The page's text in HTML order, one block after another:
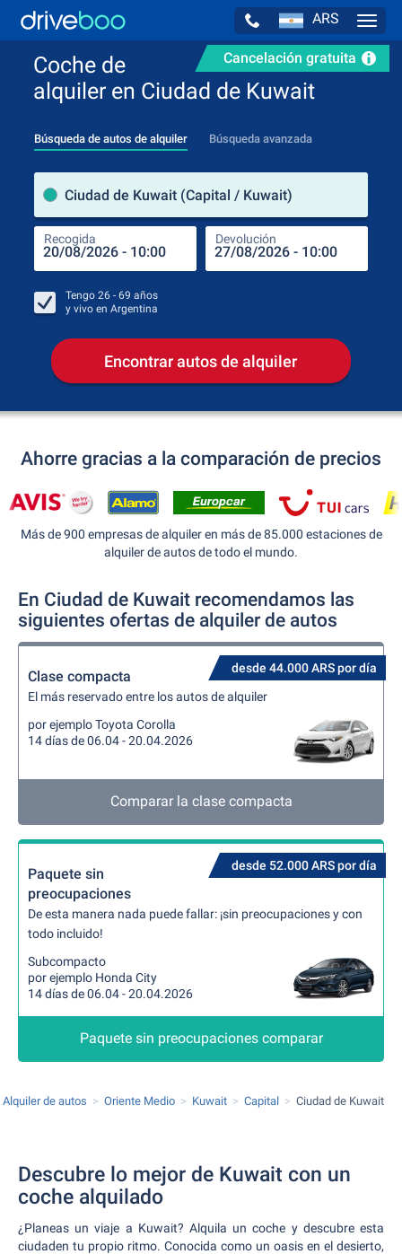
ARS
Cancelación gratuita
Coche de
alquiler en Ciudad de Kuwait
Búsqueda de autos de alquiler Búsqueda avanzada
Ciudad de Kuwait (Capital / Kuwait)
Recogida Devolución
Tengo 26 - 69 años
y vivo en Argentina
Encontrar autos de alquiler
Ahorre gracias a la comparación de precios
Más de 900 empresas de alquiler en más de 85.000 estaciones de
alquiler de autos de todo el mundo.
En Ciudad de Kuwait recomendamos las
siguientes ofertas de alquiler de autos
desde 44.000 ARS por día
Clase compacta
El más reservado entre los autos de alquiler
por ejemplo Toyota Corolla
14 días de 06.04 - 20.04.2026
Comparar la clase compacta
desde 52.000 ARS por día
Paquete sin
preocupaciones
De esta manera nada puede fallar: ¡sin preocupaciones y con
todo incluido!
Subcompacto
por ejemplo Honda City
14 días de 06.04 - 20.04.2026
Paquete sin preocupaciones comparar
Alquiler de autos Oriente Medio Kuwait Capital Ciudad de Kuwait
Descubre lo mejor de Kuwait con un
coche alquilado
¿Planeas un viaje a Kuwait? Alquila un coche y descubre esta
ciudaden tu propio ritmo. Conocida como un oasis en el desierto,